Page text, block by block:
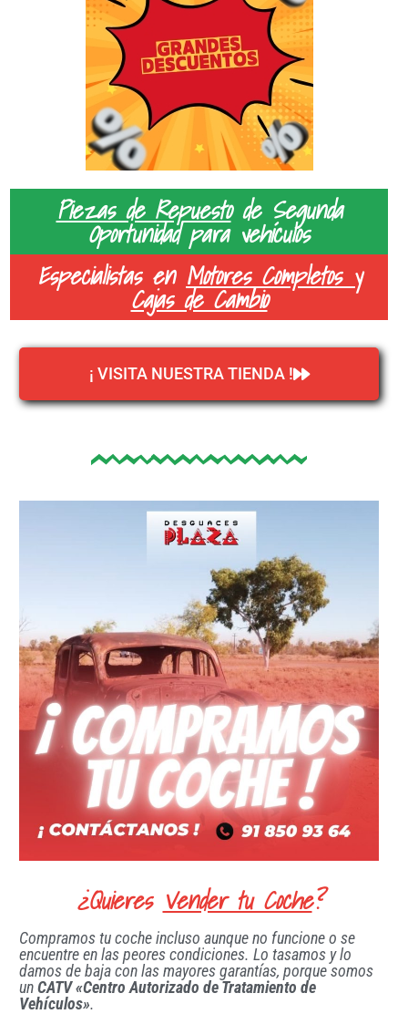
Piezas de Repuestode Segunda
Oportunidad para vehículos
Especialistas en Motores Completos y
Cajas de Cambio
¡ VISITA NUESTRA TIENDA !
¿Quieres Vender tu Coche?
Compramos tu coche incluso aunque no funcione o se
encuentre en las peores condiciones. Lo tasamos y lo
damos de baja con las mayores garantías, porque somos
unCATV «Centro Autorizado de Tratamiento de
Vehículos».